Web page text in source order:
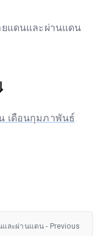
แดนและผ่านแดน
เดือนกุมภาพันธ์
ละผ่านแดน - Previous